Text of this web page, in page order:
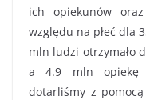
ich opiekunów
względu na płeć dla
mln ludzi otrzymało
a 4.9 mln opiekę
dotarliśmy z